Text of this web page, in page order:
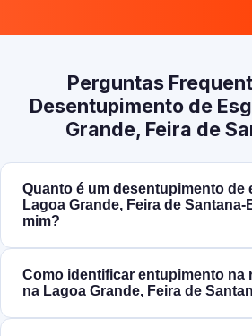
Perguntas
Desentupimento de
Grande, Feira de
Quanto é um desentupimento de
Lagoa Grande, Feira de
mim?
Como identificar entupimento na
na Lagoa Grande, Feira de